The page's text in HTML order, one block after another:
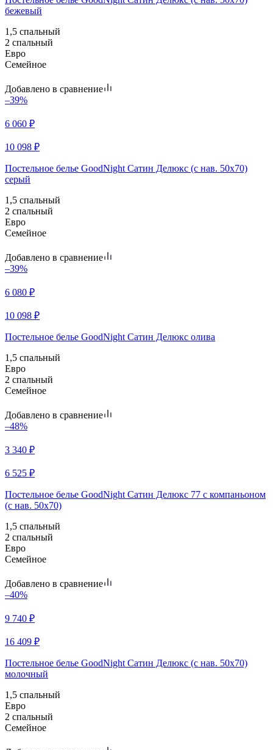
бежевый
1,5 спальный
2 спальный
Евро
Семейное
Добавлено в сравнение
–39%
6 060 ₽
10 098 ₽
Постельное белье GoodNight Сатин Делюкс (с нав. 50х70)
серый
1,5 спальный
2 спальный
Евро
Семейное
Добавлено в сравнение
–39%
6 080 ₽
10 098 ₽
Постельное белье GoodNight Сатин Делюкс олива
1,5 спальный
Евро
2 спальный
Семейное
Добавлено в сравнение
–48%
3 340 ₽
6 525 ₽
Постельное белье GoodNight Сатин Делюкс 77 с компаньоном
(с нав. 50х70)
1,5 спальный
2 спальный
Евро
Семейное
Добавлено в сравнение
–40%
9 740 ₽
16 409 ₽
Постельное белье GoodNight Сатин Делюкс (с нав. 50х70)
молочный
1,5 спальный
Евро
2 спальный
Семейное